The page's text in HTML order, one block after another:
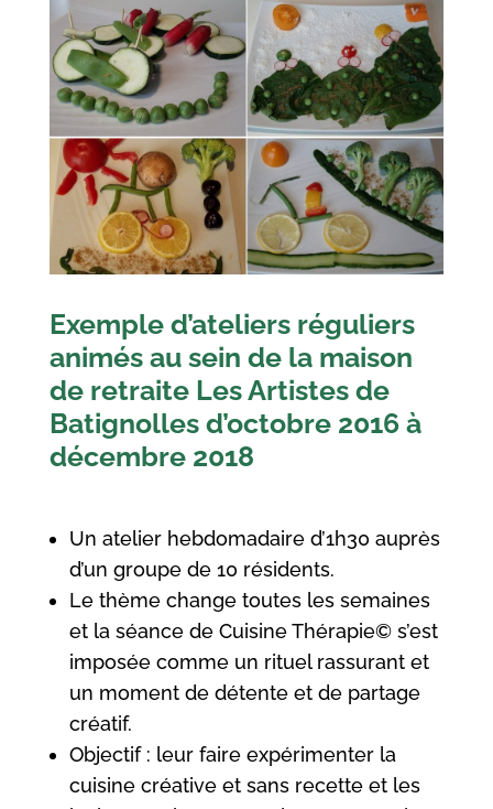
Exemple d’ateliers réguliers
animés au sein de la maison
de retraite Les Artistes de
Batignolles d’octobre 2016 à
décembre 2018
Un atelier hebdomadaire d’1h30 auprès
d’un groupe de 10 résidents.
Le thème change toutes les semaines
et la séance de Cuisine Thérapie© s’est
imposée comme un rituel rassurant et
un moment de détente et de partage
créatif.
Objectif : leur faire expérimenter la
cuisine créative et sans recette et les